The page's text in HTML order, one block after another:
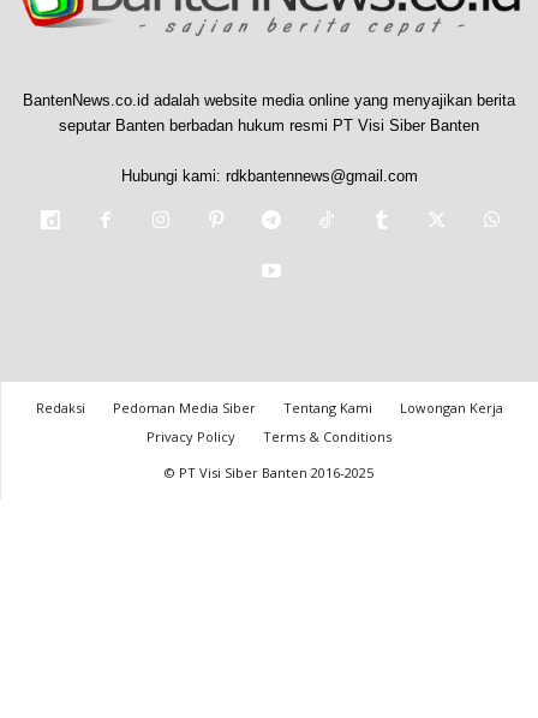
BantenNews.co.id adalah website media online yang menyajikan berita
seputar Banten berbadan hukum resmi PT Visi Siber Banten
Hubungi kami: rdkbantennews@gmail.com
Redaksi Pedoman Media Siber Tentang Kami
Lowongan Kerja
Privacy Policy
Terms & Conditions
© PT Visi Siber Banten 2016-2025